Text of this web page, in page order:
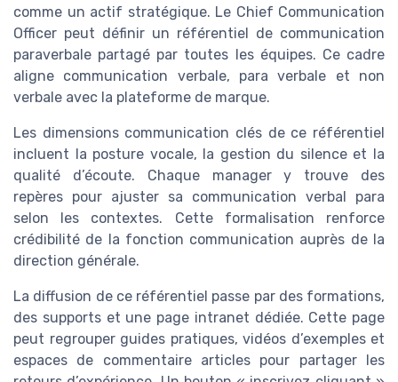
comme un actif stratégique. Le Chief Communication
Officer peut définir un référentiel de communication
paraverbale partagé par toutes les équipes. Ce cadre
aligne communication verbale, para verbale et non
verbale avec la plateforme de marque.
Les dimensions communication clés de ce référentiel
incluent la posture vocale, la gestion du silence et la
qualité d’écoute. Chaque manager y trouve des
repères pour ajuster sa communication verbal para
selon les contextes. Cette formalisation renforce
crédibilité de la fonction communication auprès de la
direction générale.
La diffusion de ce référentiel passe par des formations,
des supports et une page intranet dédiée. Cette page
peut regrouper guides pratiques, vidéos d’exemples et
espaces de commentaire articles pour partager les